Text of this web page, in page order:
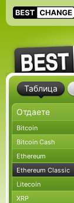
Таблица
Bitcoin
Bitcoin Cash
Ethereum
Ethereum Classic
Litecoin
XRP